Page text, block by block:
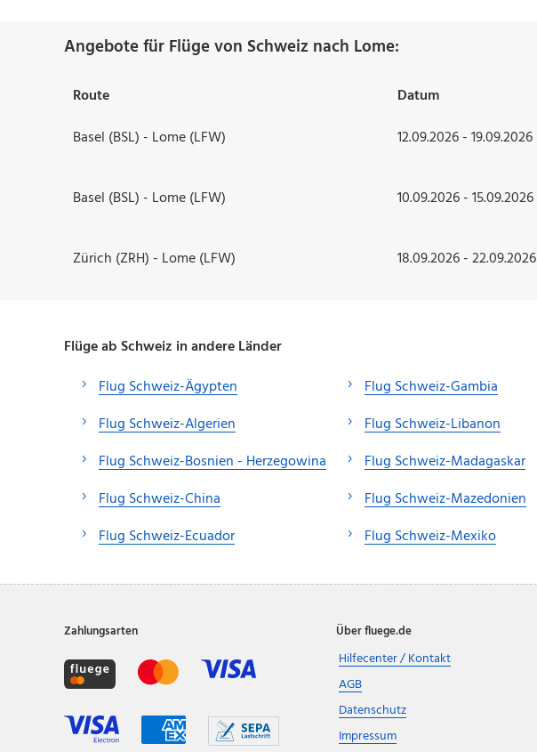
Angebote für Flüge von Schweiz nach Lome:
Route Datum
Basel (BSL) - Lome (LFW)
12.09.2026 - 19.09.2026
Basel (BSL) - Lome (LFW) 10.09.2026 - 15.09.2026
Zürich (ZRH) - Lome (LFW) 18.09.2026 - 22.09.2026
Flüge ab Schweiz in andere Länder
Flug Schweiz-Ägypten
Flug Schweiz-Algerien
Flug Schweiz-Bosnien - Herzegowina
Flug Schweiz-China
Flug Schweiz-Ecuador
Flug Schweiz-Gambia
Flug Schweiz-Libanon
Flug Schweiz-Madagaskar
Flug Schweiz-Mazedonien
Flug Schweiz-Mexiko